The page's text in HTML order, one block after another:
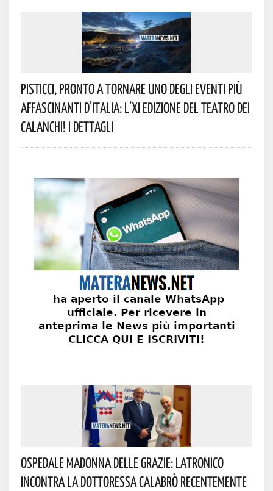
Pisticci, Pronto A Tornare Uno Degli Eventi Più
Affascinanti D’Italia: L’XI Edizione Del Teatro Dei
Calanchi! I Dettagli
Ospedale Madonna Delle Grazie: Latronico
Incontra La Dottoressa Calabrò Recentemente